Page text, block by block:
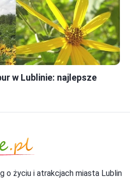
w Lublinie: najlepsze
o życiu i atrakcjach miasta Lublin